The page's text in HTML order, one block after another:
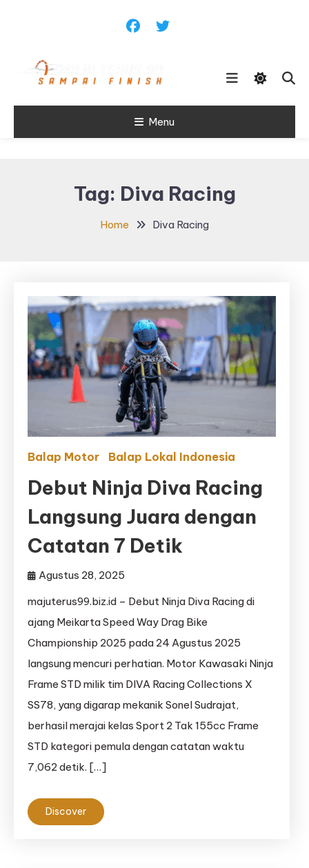
Maju Terus99
Menu
Tag: Diva Racing
Home Diva Racing
Balap Motor Balap Lokal Indonesia
Debut Ninja Diva Racing
Langsung Juara dengan
Catatan 7 Detik
Agustus 28, 2025
majuterus99.biz.id – Debut Ninja Diva Racing di
ajang Meikarta Speed Way Drag Bike
Championship 2025 pada 24 Agustus 2025
langsung mencuri perhatian. Motor Kawasaki Ninja
Frame STD milik tim DIVA Racing Collections X
SS78, yang digarap mekanik Sonel Sudrajat,
berhasil merajai kelas Sport 2 Tak 155cc Frame
STD kategori pemula dengan catatan waktu
7,062 detik. […]
Discover